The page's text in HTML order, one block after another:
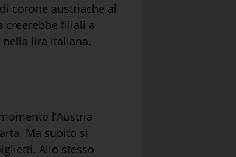
corone austriache al
creerebbe filiali a
lira italiana.
l’Austria
Ma subito si
Allo stesso